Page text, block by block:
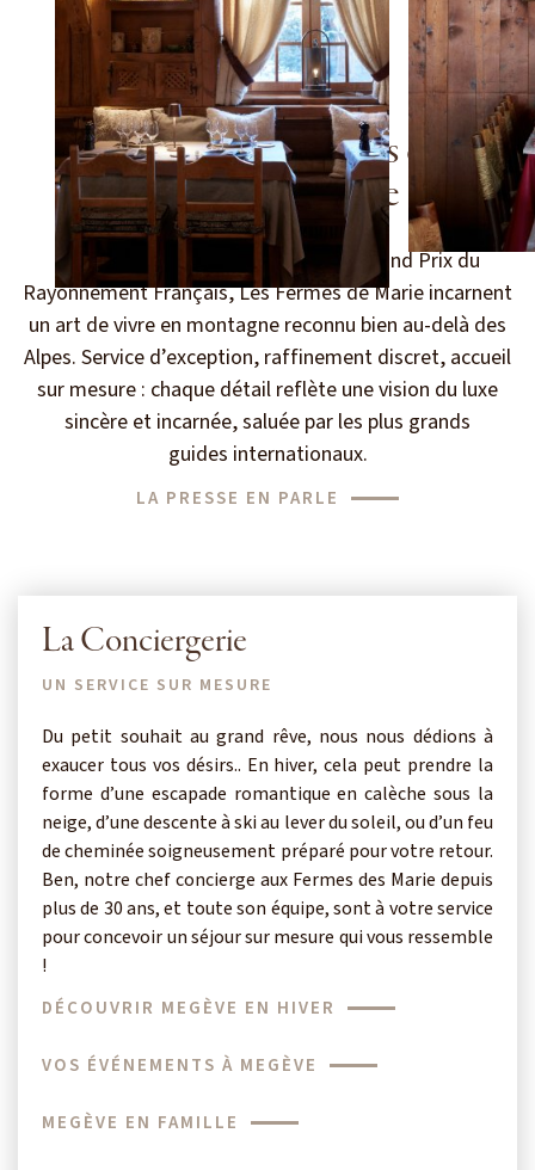
Les services 5 étoiles des
Fermes de Marie
Classées 5 étoiles et lauréates du Grand Prix du
Rayonnement Français, Les Fermes de Marie incarnent
un art de vivre en montagne reconnu bien au-delà des
Alpes. Service d’exception, raffinement discret, accueil
sur mesure : chaque détail reflète une vision du luxe
sincère et incarnée, saluée par les plus grands
guides internationaux.
LA PRESSE EN PARLE
La Conciergerie
UN SERVICE SUR MESURE
Du petit souhait au grand rêve, nous nous dédions à
exaucer tous vos désirs.. En hiver, cela peut prendre la
forme d’une escapade romantique en calèche sous la
neige, d’une descente à ski au lever du soleil, ou d’un feu
de cheminée soigneusement préparé pour votre retour.
Ben, notre chef concierge aux Fermes des Marie depuis
plus de 30 ans, et toute son équipe, sont à votre service
pour concevoir un séjour sur mesure qui vous ressemble
!
DÉCOUVRIR MEGÈVE EN HIVER
VOS ÉVÉNEMENTS À MEGÈVE
MEGÈVE EN FAMILLE